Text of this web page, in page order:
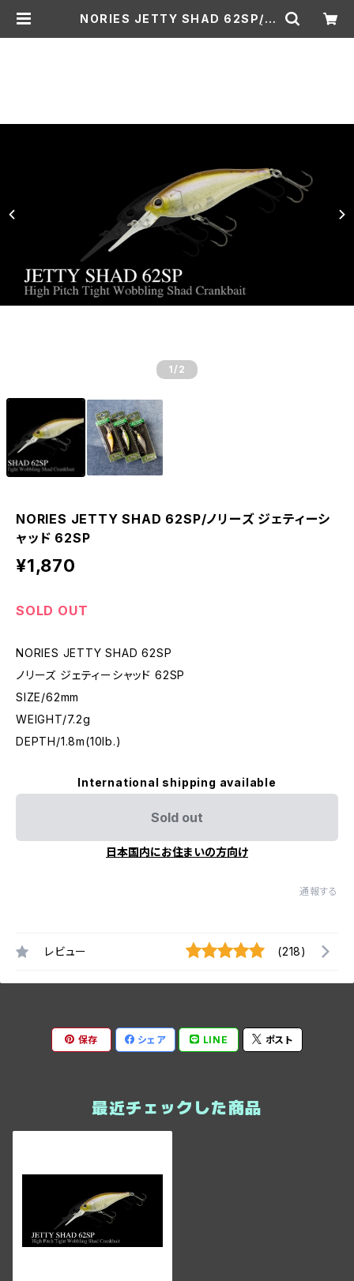
NORIES JETTY SHAD 62SP/ノ
1 /2
NORIES JETTY SHAD 62SP/ノリーズ ジェティーシ
ャッド 62SP
¥1,870
SOLD OUT
NORIES JETTY SHAD 62SP
ノリーズ ジェティーシャッド 62SP
SIZE/62mm
WEIGHT/7.2g
DEPTH/1.8m(10lb.)
International shipping available
Sold out
日本国内にお住まいの方向け
通報する
レビュー (218)
保存 シェア LINE ポスト
最近チェックした商品